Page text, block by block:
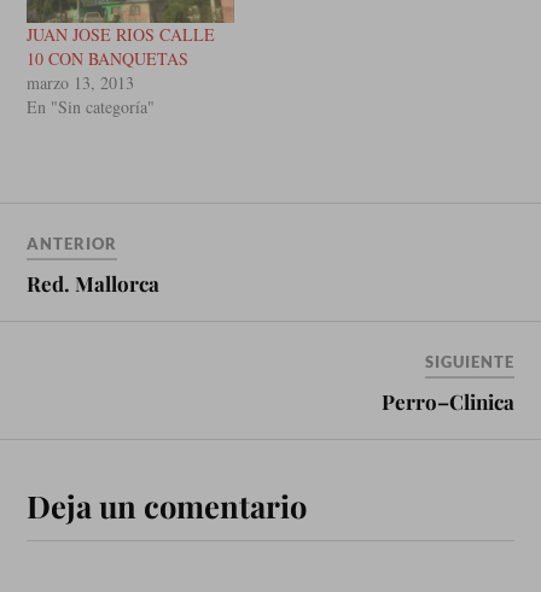
JUAN JOSE RIOS CALLE
10 CON BANQUETAS
marzo 13, 2013
En "Sin categoría"
ANTERIOR
Red. Mallorca
SIGUIENTE
Perro–Clinica
Deja un comentario